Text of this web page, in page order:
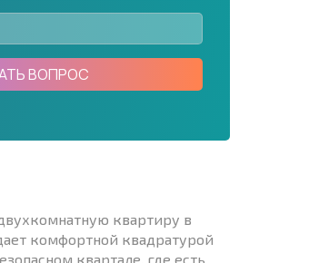
сообщение
ВОПРОС
квартиру в
комфортной квадратурой
квартале, где есть